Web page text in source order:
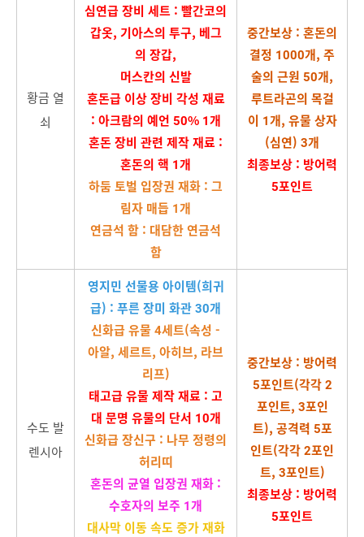
황금 열
쇠
심연급 장비 세트 : 빨간코의
갑옷, 기아스의 투구, 베그
의 장갑,
머스칸의 신발
혼돈급 이상 장비 각성 재료
: 아크람의 예언 50% 1개
혼돈 장비 관련 제작 재료 :
혼돈의 핵 1개
하둠 토벌 입장권 재화 : 그
림자 매듭 1개
연금석 함 : 대담한 연금석
함
중간보상 : 혼돈의
결정 1000개, 주
술의 근원 50개,
루트라곤의 목걸
이 1개, 유물 상자
(심연) 3개
최종보상 : 방어력
5포인트
수도 발
렌시아
영지민 선물용 아이템(희귀
급) : 푸른 장미 화관 30개
신화급 유물 4세트(속성 -
아알, 세르트, 아히브, 라브
리프)
태고급 유물 제작 재료 : 고
대 문명 유물의 단서 10개
신화급 장신구 : 나무 정령의
허리띠
혼돈의 균열 입장권 재화 :
수호자의 보주 1개
대사막 이동 속도 증가 재화
중간보상 : 방어력
5포인트(각각 2
포인트, 3포인
트), 공격력 5포
인트(각각 2포인
트, 3포인트)
최종보상 : 방어력
5포인트